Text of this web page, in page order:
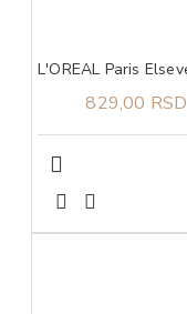
829,00 RSD